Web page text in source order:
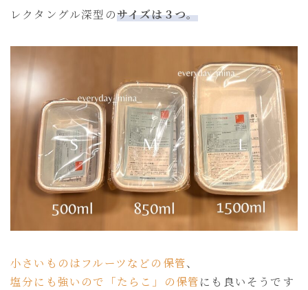
レクタングル深型のサイズは３つ。
小さいものはフルーツなどの保管、
塩分にも強いので「たらこ」の保管にも良いそうです